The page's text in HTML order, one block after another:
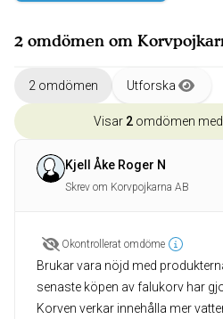
2 omdömen om
2 omdömen Utforska
Visar 2 omdömen med
Kjell Åke Roger N
Skrev om Korvpojkarna AB
Okontrollerat omdöme
Brukar vara nöjd med
senaste köpen av falukorv har
Korven verkar innehålla mer